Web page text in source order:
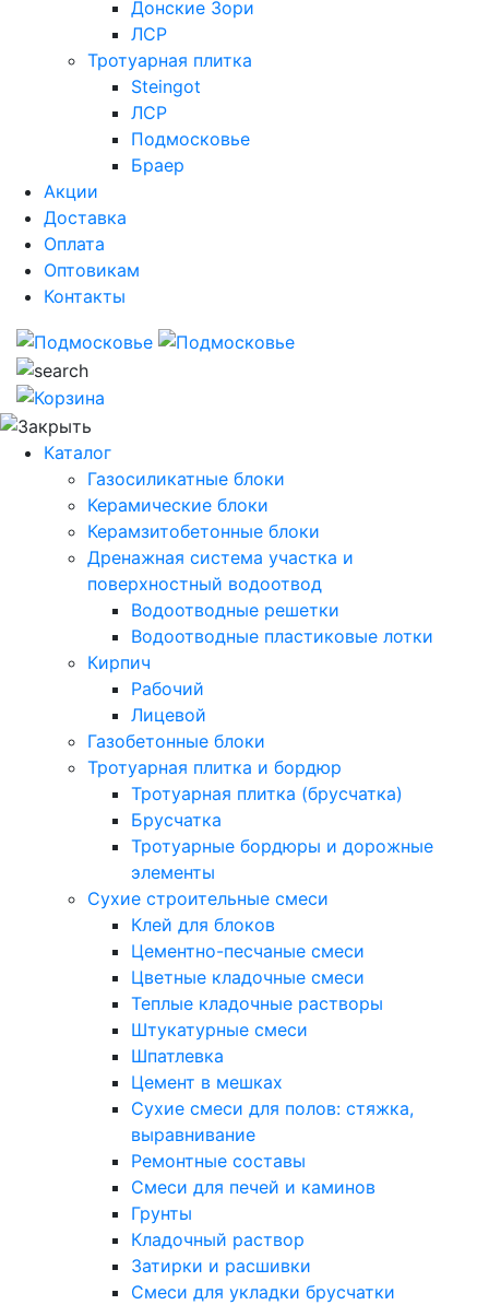
Донские Зори
ЛСР
Тротуарная плитка
Steingot
ЛСР
Подмосковье
Браер
Акции
Доставка
Оплата
Оптовикам
Контакты
Каталог
Газосиликатные блоки
Керамические блоки
Керамзитобетонные блоки
Дренажная система участка и
поверхностный водоотвод
Водоотводные решетки
Водоотводные пластиковые лотки
Кирпич
Рабочий
Лицевой
Газобетонные блоки
Тротуарная плитка и бордюр
Тротуарная плитка (брусчатка)
Брусчатка
Тротуарные бордюры и дорожные
элементы
Сухие строительные смеси
Клей для блоков
Цементно-песчаные смеси
Цветные кладочные смеси
Теплые кладочные растворы
Штукатурные смеси
Шпатлевка
Цемент в мешках
Сухие смеси для полов: стяжка,
выравнивание
Ремонтные составы
Смеси для печей и каминов
Грунты
Кладочный раствор
Затирки и расшивки
Смеси для укладки брусчатки